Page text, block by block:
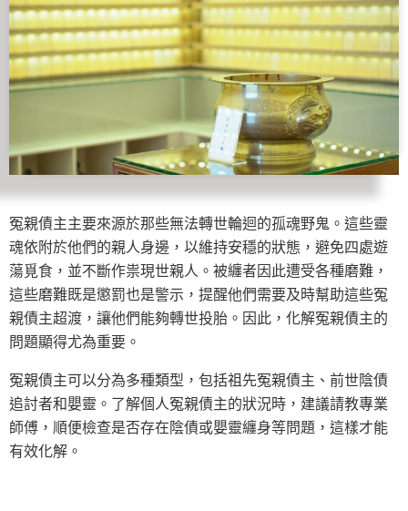
冤親債主主要來源於那些無法轉世輪迴的孤魂野鬼。這些靈
魂依附於他們的親人身邊，以維持安穩的狀態，避免四處遊
蕩覓食，並不斷作祟現世親人。被纏者因此遭受各種磨難，
這些磨難既是懲罰也是警示，提醒他們需要及時幫助這些冤
親債主超渡，讓他們能夠轉世投胎。因此，化解冤親債主的
問題顯得尤為重要。
冤親債主可以分為多種類型，包括祖先冤親債主、前世陰債
追討者和嬰靈。了解個人冤親債主的狀況時，建議請教專業
師傅，順便檢查是否存在陰債或嬰靈纏身等問題，這樣才能
有效化解。